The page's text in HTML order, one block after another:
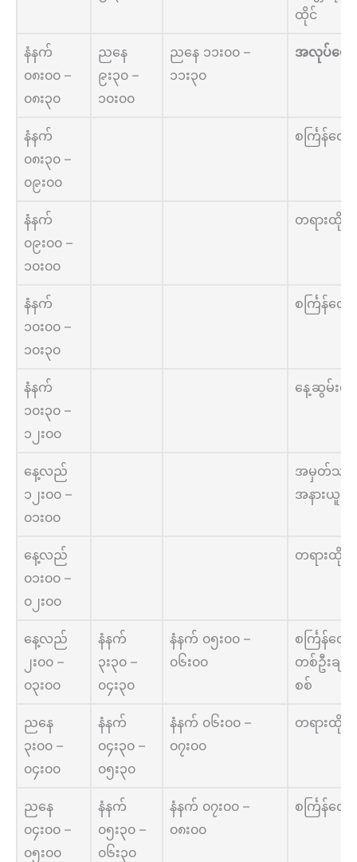
ထိုင်
နံနက်
၀၈း၀၀ –
၀၈း၃၀
ညနေ
၉း၃၀ –
၁၀း၀၀
ညနေ ၁၁း၀၀ –
၁၁း၃၀
အလုပ်ပေး
နံနက်
၀၈း၃၀ –
၀၉း၀၀
စင်္ကြန်လျှ
နံနက်
၀၉း၀၀ –
၁၀း၀၀
တရားထိုင်
နံနက်
၁၀း၀၀ –
၁၀း၃၀
စင်္ကြန်လျှ
နံနက်
၁၀း၃၀ –
၁၂း၀၀
နေ့ဆွမ်းစာ
နေ့လည်
၁၂း၀၀ –
၀၁း၀၀
အမှတ်သတိ
အနားယူ
နေ့လည်
၀၁း၀၀ –
၀၂း၀၀
တရားထိုင်
နေ့လည်
၂း၀၀ –
၀၃း၀၀
နံနက်
၃း၃၀ –
၀၄း၃၀
နံနက် ၀၅း၀၀ –
၀၆း၀၀
စင်္ကြန်လျှ
တစ်ဦးချင်
စစ်
ညနေ
၃း၀၀ –
၀၄း၀၀
နံနက်
၀၄း၃၀ –
၀၅း၃၀
နံနက် ၀၆း၀၀ –
၀၇း၀၀
တရားထိုင်
ညနေ
၀၄း၀၀ –
၀၅း၀၀
နံနက်
၀၅း၃၀ –
၀၆း၃၀
နံနက် ၀၇း၀၀ –
၀၈း၀၀
စင်္ကြန်လျှ